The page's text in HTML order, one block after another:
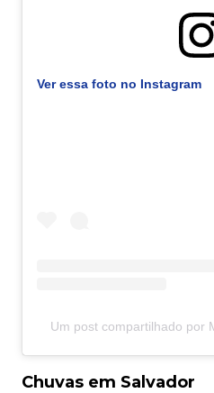
Ver essa foto no Instagram
Um post compartilhado por
Chuvas em Salvador